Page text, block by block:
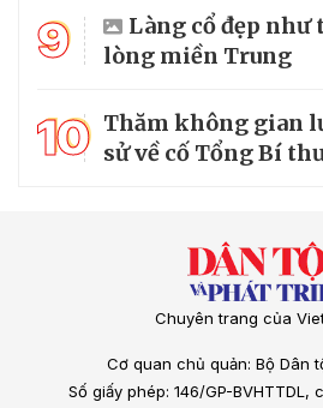
9
Làng cổ đẹp như
lòng miền Trung
10 Thăm không gian
sử về cố Tổng Bí
Chuyên trang của
Cơ quan chủ quản: Bộ Dân
Số giấy phép: 146/GP-BVHTTDL,